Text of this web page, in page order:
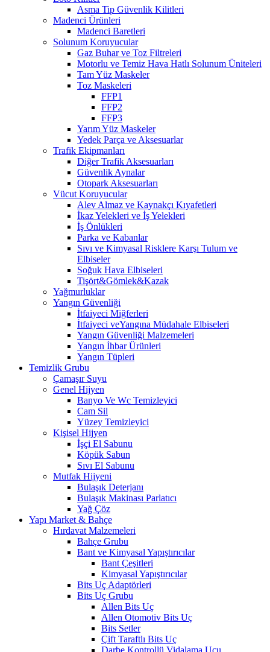
Asma Tip Güvenlik Kilitleri
Madenci Ürünleri
Madenci Baretleri
Solunum Koruyucular
Gaz Buhar ve Toz Filtreleri
Motorlu ve Temiz Hava Hatlı Solunum Üniteleri
Tam Yüz Maskeler
Toz Maskeleri
FFP1
FFP2
FFP3
Yarım Yüz Maskeler
Yedek Parça ve Aksesuarlar
Trafik Ekipmanları
Diğer Trafik Aksesuarları
Güvenlik Aynalar
Otopark Aksesuarları
Vücut Koruyucular
Alev Almaz ve Kaynakçı Kıyafetleri
İkaz Yelekleri ve İş Yelekleri
İş Önlükleri
Parka ve Kabanlar
Sıvı ve Kimyasal Risklere Karşı Tulum ve
Elbiseler
Soğuk Hava Elbiseleri
Tişört&Gömlek&Kazak
Yağmurluklar
Yangın Güvenliği
İtfaiyeci Miğferleri
İtfaiyeci veYangına Müdahale Elbiseleri
Yangın Güvenliği Malzemeleri
Yangın İhbar Ürünleri
Yangın Tüpleri
Temizlik Grubu
Çamaşır Suyu
Genel Hijyen
Banyo Ve Wc Temizleyici
Cam Sil
Yüzey Temizleyici
Kişisel Hijyen
İşçi El Sabunu
Köpük Sabun
Sıvı El Sabunu
Mutfak Hijyeni
Bulaşık Deterjanı
Bulaşık Makinası Parlatıcı
Yağ Çöz
Yapı Market & Bahçe
Hırdavat Malzemeleri
Bahçe Grubu
Bant ve Kimyasal Yapıştırıcılar
Bant Çeşitleri
Kimyasal Yapıştırıcılar
Bits Uç Adaptörleri
Bits Uç Grubu
Allen Bits Uç
Allen Otomotiv Bits Uç
Bits Setler
Çift Taraftlı Bits Uç